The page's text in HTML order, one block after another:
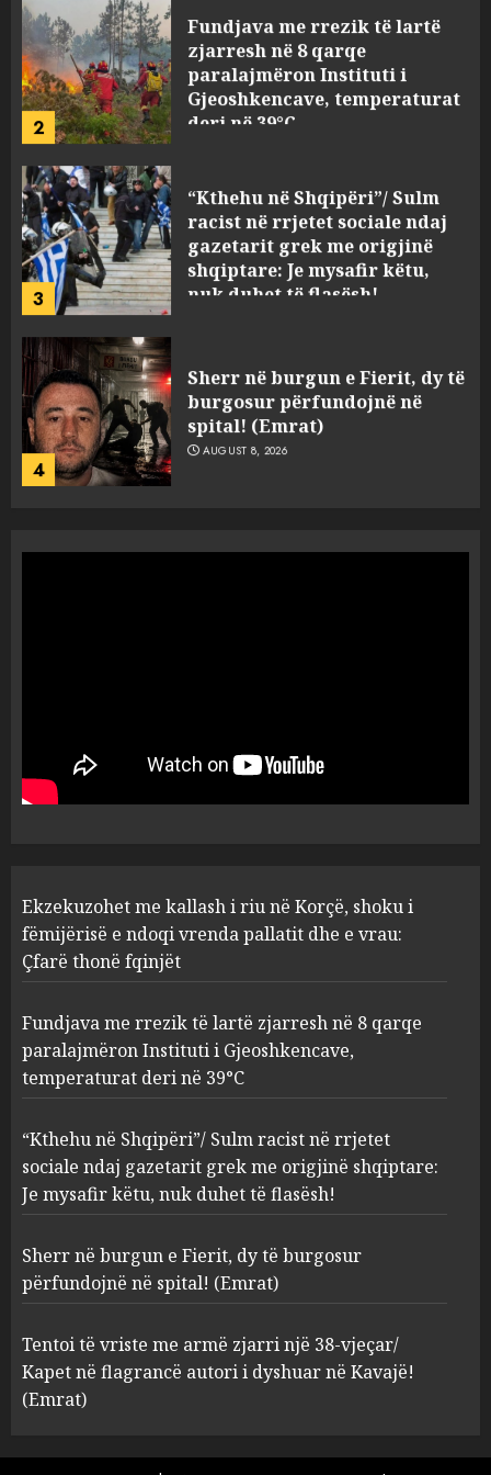
2
Fundjava me rrezik të lartë
zjarresh në 8 qarqe
paralajmëron Instituti i
Gjeoshkencave, temperaturat
deri në 39°C
3
“Kthehu në Shqipëri”/ Sulm
racist në rrjetet sociale ndaj
gazetarit grek me origjinë
shqiptare: Je mysafir këtu,
nuk duhet të flasësh!
4
Sherr në burgun e Fierit, dy të
burgosur përfundojnë në
spital! (Emrat)
AUGUST 8, 2026
1
ndoqi vrenda pallatit dhe e
vrau: Çfarë thonë fqinjët
AUGUST 8, 2026
2
zjarresh në 8 qarqe
paralajmëron Instituti i
deri në 39°C
“Kthehu në Shqipëri”/ Sulm
racist në rrjetet sociale ndaj
gazetarit grek me origjinë
shqiptare: Je mysafir këtu,
nuk duhet të flasësh!
AUGUST 8, 2026
burgosur përfundojnë në
spital! (Emrat)
AUGUST 8, 2026
Ekzekuzohet me kallash i riu në Korçë, shoku i
fëmijërisë e ndoqi vrenda pallatit dhe e vrau:
Çfarë thonë fqinjët
Fundjava me rrezik të lartë zjarresh në 8 qarqe
paralajmëron Instituti i Gjeoshkencave,
temperaturat deri në 39°C
“Kthehu në Shqipëri”/ Sulm racist në rrjetet
sociale ndaj gazetarit grek me origjinë shqiptare:
Je mysafir këtu, nuk duhet të flasësh!
Sherr në burgun e Fierit, dy të burgosur
përfundojnë në spital! (Emrat)
Tentoi të vriste me armë zjarri një 38-vjeçar/
Kapet në flagrancë autori i dyshuar në Kavajë!
(Emrat)